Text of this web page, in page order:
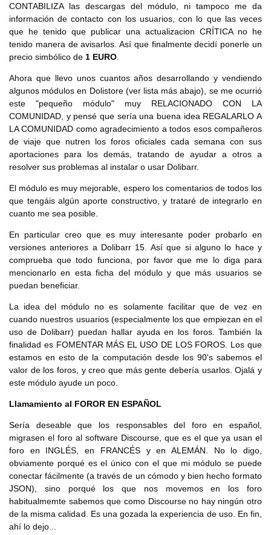
CONTABILIZA las descargas del módulo, ni tampoco me da
información de contacto con los usuarios, con lo que las veces
que he tenido que publicar una actualizacion CRÍTICA no he
tenido manera de avisarlos. Así que finalmente decidí ponerle un
precio simbólico de 1 EURO.
Ahora que llevo unos cuantos años desarrollando y vendiendo
algunos módulos en Dolistore (ver lista más abajo), se me ocurrió
este "pequeño módulo" muy RELACIONADO CON LA
COMUNIDAD, y pensé que sería una buena idea REGALARLO A
LA COMUNIDAD como agradecimiento a todos esos compañeros
de viaje que nutren los foros oficiales cada semana con sus
aportaciones para los demás, tratando de ayudar a otros a
resolver sus problemas al instalar o usar Dolibarr.
El módulo es muy mejorable, espero los comentarios de todos los
que tengáis algún aporte constructivo, y trataré de integrarlo en
cuanto me sea posible.
En particular creo que es muy interesante poder probarlo en
versiones anteriores a Dolibarr 15. Así que si alguno lo hace y
comprueba que todo funciona, por favor que me lo diga para
mencionarlo en esta ficha del módulo y que más usuarios se
puedan beneficiar.
La idea del módulo no es solamente facilitar que de vez en
cuando nuestros usuarios (especialmente los que empiezan en el
uso de Dolibarr) puedan hallar ayuda en los foros. También la
finalidad es FOMENTAR MÁS EL USO DE LOS FOROS. Los que
estamos en esto de la computación desde los 90's sabemos el
valor de los foros, y creo que más gente debería usarlos. Ojalá y
este módulo ayude un poco.
Llamamiento al FOROR EN ESPAÑOL
Sería deseable que los responsables del foro en español,
migrasen el foro al software Discourse, que es el que ya usan el
foro en INGLÉS, en FRANCÉS y en ALEMÁN. No lo digo,
obviamente porqué es el único con el que mi módulo se puede
conectar fácilmente (a través de un cómodo y bien hecho formato
JSON), sino porqué los que nos movemos en los foro
habitualmemte sabemos que como Discourse no hay ningún otro
de la misma calidad. Es una gozada la experiencia de uso. En fin,
ahí lo dejo...